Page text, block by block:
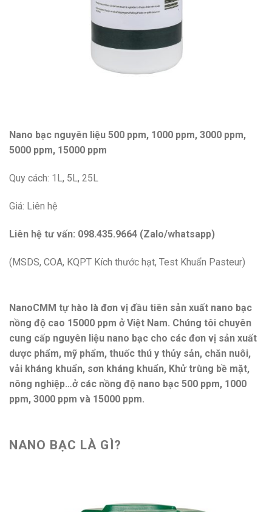
Nano bạc nguyên liệu 500 ppm, 1000 ppm, 3000 ppm,
5000 ppm, 15000 ppm
Quy cách: 1L, 5L, 25L
Giá: Liên hệ
Liên hệ tư vấn: 098.435.9664 (Zalo/whatsapp)
(MSDS, COA, KQPT Kích thước hạt, Test Khuẩn Pasteur)
NanoCMM tự hào là đơn vị đầu tiên sản xuất nano bạc
nồng độ cao 15000 ppm ở Việt Nam. Chúng tôi chuyên
cung cấp nguyên liệu nano bạc cho các đơn vị sản xuất
dược phẩm, mỹ phẩm, thuốc thú y thủy sản, chăn nuôi,
vải kháng khuẩn, sơn kháng khuẩn, Khử trùng bề mặt,
nông nghiệp…ở các nồng độ nano bạc 500 ppm, 1000
ppm, 3000 ppm và 15000 ppm.
NANO BẠC LÀ GÌ?